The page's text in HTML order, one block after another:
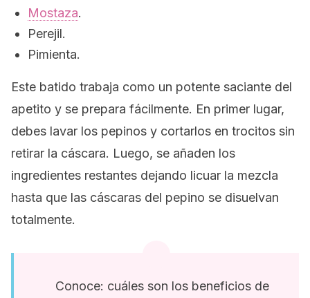
Mostaza.
Perejil.
Pimienta.
Este batido trabaja como un potente saciante del
apetito y se prepara fácilmente. En primer lugar,
debes lavar los pepinos y cortarlos en trocitos sin
retirar la cáscara. Luego, se añaden los
ingredientes restantes dejando licuar la mezcla
hasta que las cáscaras del pepino se disuelvan
totalmente.
Conoce: cuáles son los beneficios de